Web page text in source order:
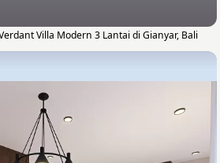
Villa Modern 3 Lantai di Gianyar, Bali